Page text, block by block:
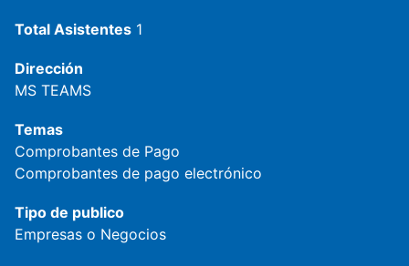
Total Asistentes 1
Dirección
MS TEAMS
Temas
Comprobantes de Pago
Comprobantes de pago electrónico
Tipo de publico
Empresas o Negocios